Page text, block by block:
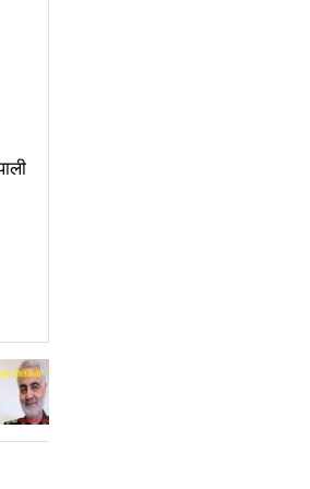
हुनुपर्छः अध्यक्ष बस्नेत
पौडेल
‘हब’ बनाउन सकिन्छः मन्त्री शर्मा